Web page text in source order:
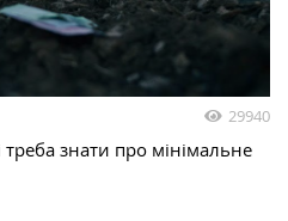
29940
знати про мінімальне